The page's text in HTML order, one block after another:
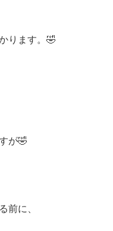
ります。🤣
が🤣
前に、